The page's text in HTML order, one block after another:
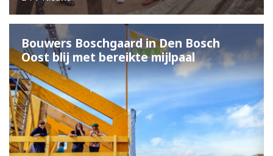
Buurderij
Buurtbabbels
Bouwen
Duurzaam bouwen
Partners
Bouwers Boschgaard in Den Bosch
Oost blij met bereikte mijlpaal